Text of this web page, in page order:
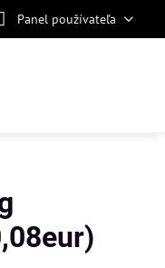
Panel používateľa